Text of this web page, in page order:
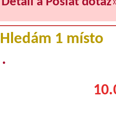
Hledám 1 místo
.